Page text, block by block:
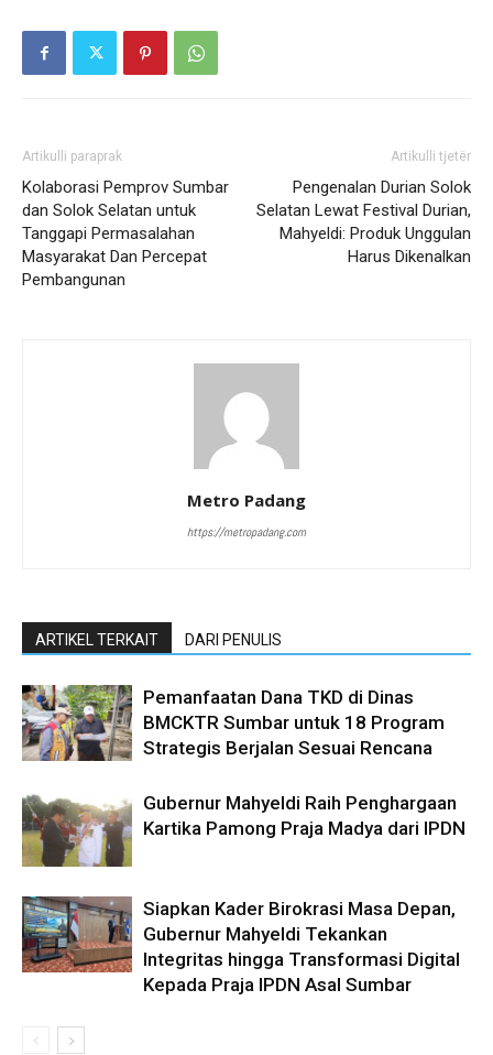
Artikulli paraprak
Kolaborasi Pemprov Sumbar
dan Solok Selatan untuk
Tanggapi Permasalahan
Masyarakat Dan Percepat
Pembangunan
Artikulli tjetër
Pengenalan Durian Solok
Selatan Lewat Festival Durian,
Mahyeldi: Produk Unggulan
Harus Dikenalkan
Metro Padang
https://metropadang.com
ARTIKEL TERKAIT DARI PENULIS
Pemanfaatan Dana TKD di Dinas
BMCKTR Sumbar untuk 18 Program
Strategis Berjalan Sesuai Rencana
Gubernur Mahyeldi Raih Penghargaan
Kartika Pamong Praja Madya dari IPDN
Siapkan Kader Birokrasi Masa Depan,
Gubernur Mahyeldi Tekankan
Integritas hingga Transformasi Digital
Kepada Praja IPDN Asal Sumbar